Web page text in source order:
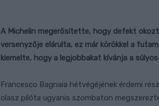
A Michelin megerősítette, hogy defekt
versenyzője elárulta, ez már körökkel a
kiemelte, hogy a legjobbakat kívánja a
Francesco Bagnaia hétvégéjének érdemi
olasz pilóta ugyanis szombaton